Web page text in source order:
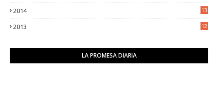
2014
13
2013
12
LA PROMESA DIARIA